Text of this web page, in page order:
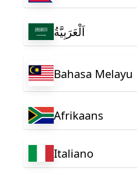
اَلْعَرَبِيَّةُ
Bahasa Melayu
Afrikaans
Italiano